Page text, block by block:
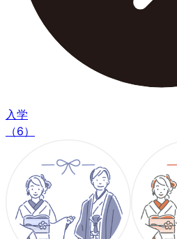
入学
（6）